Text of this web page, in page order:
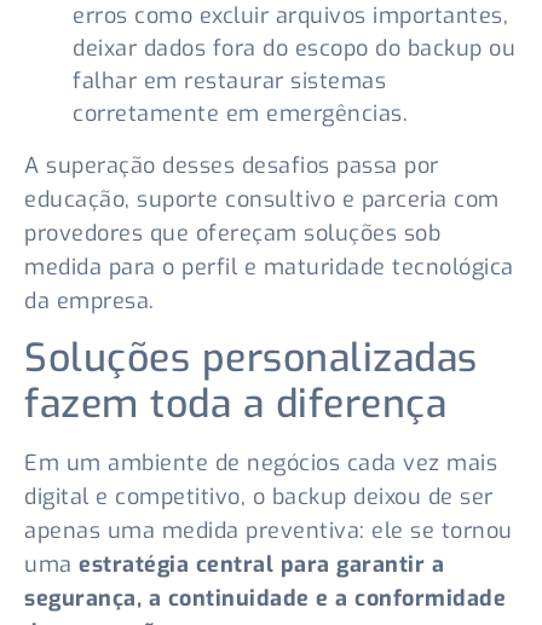
erros como excluir arquivos importantes,
deixar dados fora do escopo do backup ou
falhar em restaurar sistemas
corretamente em emergências.
A superação desses desafios passa por
educação, suporte consultivo e parceria com
provedores que ofereçam soluções sob
medida para o perfil e maturidade tecnológica
da empresa.
Soluções personalizadas
fazem toda a diferença
Em um ambiente de negócios cada vez mais
digital e competitivo, o backup deixou de ser
apenas uma medida preventiva: ele se tornou
uma estratégia central para garantir a
segurança, a continuidade e a conformidade